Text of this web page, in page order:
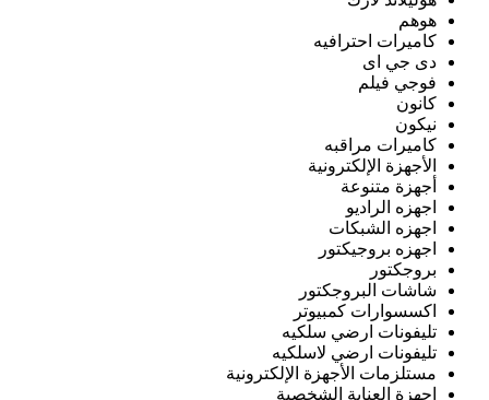
هوهم
كاميرات احترافيه
دى جي اى
فوجي فيلم
كانون
نيكون
كاميرات مراقبه
الأجهزة الإلكترونية
أجهزة متنوعة
اجهزه الراديو
اجهزه الشبكات
اجهزه بروجيكتور
بروجكتور
شاشات البروجكتور
اكسسوارات كمبيوتر
تليفونات ارضي سلكيه
تليفونات ارضي لاسلكيه
مستلزمات الأجهزة الإلكترونية
اجهزة العناية الشخصية